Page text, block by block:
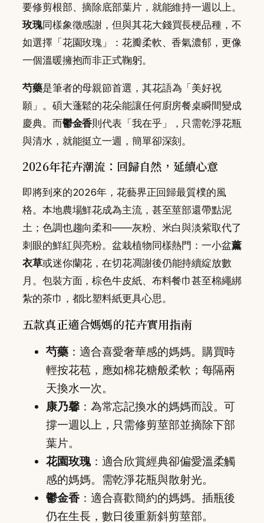
要修剪根部、摘除底部葉片，就能維持一週以上。
玫瑰同樣象徵感謝，但與其花大錢買長梗品種，不
如選擇「花園玫瑰」：花瓣柔軟、香氣濃郁，更像
一個溫暖擁抱而非正式鞠躬。
芍藥是筆者的母親節首選，其花語為「美好祝
願」。碩大蓬鬆的花朵能讓任何廚房餐桌瞬間變成
慶典。而鬱金香則代表「我在乎」，只需乾淨花瓶
與清水，就能挺立一週，簡單卻深刻。
2026年花卉潮流：回歸自然，延續心意
即將到來的2026年，花藝界正回歸最質樸的風
格。本地農場鮮花成為主流，甚至莖部還帶點泥
土；色調也趨向柔和——灰粉、米白與淡紫取代了
刺眼的鮮紅與亮粉。盆栽植物同樣熱門：一小盆薰
衣草或迷你蘭花，在切花凋謝後仍能持續綻放數
月。包裝方面，棕色牛皮紙、布料餐巾甚至棉繩綁
紮的茶巾，都比塑料紙更具心思。
五款真正適合媽媽的花卉實用指南
芍藥：適合喜愛奢華感的媽媽。購買時
輕按花苞，應如棉花糖般柔軟；每隔兩
天換水一次。
康乃馨：為常忘記換水的媽媽而設。可
撐一週以上，只需修剪莖部並摘除下部
葉片。
花園玫瑰：適合欣賞經典卻偏愛溫柔觸
感的媽媽。需乾淨花瓶與散射光。
鬱金香：適合喜歡簡約的媽媽。插瓶後
仍在生長，數日後重新斜剪莖部。